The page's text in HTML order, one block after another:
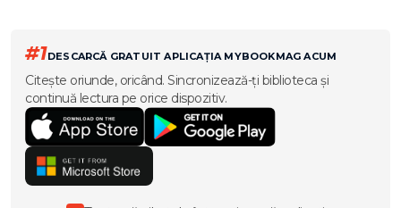
#1DESCARCĂ GRATUIT APLICAȚIA MYBOOKMAG ACUM
Citește oriunde, oricând. Sincronizează-ți biblioteca și
continuă lectura pe orice dispozitiv.